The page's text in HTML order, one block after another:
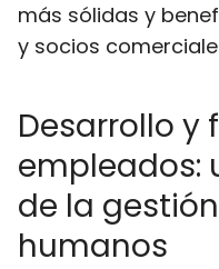
más sólidas y
y socios
Desarrollo y
empleados:
de la
humanos